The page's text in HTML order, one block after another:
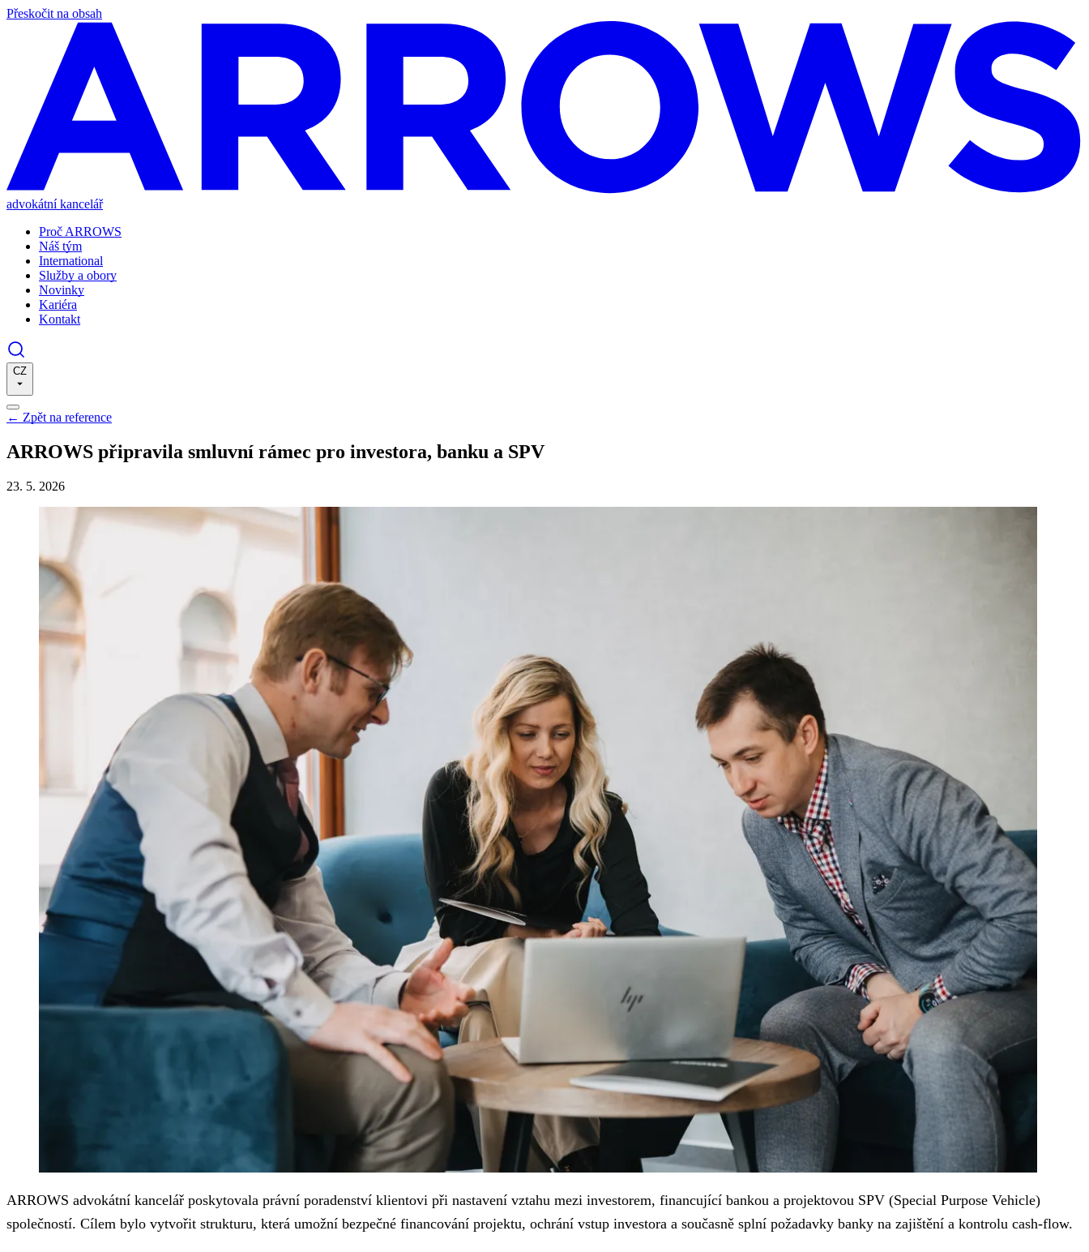
Přeskočit na obsah
advokátní kancelář
Proč ARROWS
Náš tým
International
Služby a obory
Novinky
Kariéra
Kontakt
CZ
← Zpět na reference
ARROWS připravila smluvní rámec pro investora, banku a SPV
23. 5. 2026
ARROWS advokátní kancelář poskytovala právní poradenství klientovi při nastavení vztahu mezi investorem, financující bankou a projektovou SPV (Special Purpose Vehicle)
společností. Cílem bylo vytvořit strukturu, která umožní bezpečné financování projektu, ochrání vstup investora a současně splní požadavky banky na zajištění a kontrolu cash-flow.